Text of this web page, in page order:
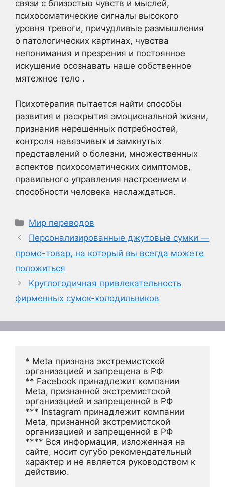
связи с близостью чувств и мыслей,
психосоматические сигналы высокого
уровня тревоги, причудливые размышления
о патологических картинах, чувства
непонимания и презрения и постоянное
искушение осознавать наше собственное
мятежное тело .
Психотерапия пытается найти способы
развития и раскрытия эмоциональной жизни,
признания нерешенных потребностей,
контроля навязчивых и замкнутых
представлений о болезни, множественных
аспектов психосоматических симптомов,
правильного управления настроением и
способности человека наслаждаться.
Рубрики
Мир переводов
Персонализированные джутовые сумки —
промо-товар, на который вы всегда можете
положиться
Круглогодичная привлекательность
фирменных сумок-холодильников
* Meta признана экстремистской
организацией и запрещена в РФ
** Facebook принадлежит компании
Meta, признанной экстремистской
организацией и запрещенной в РФ
*** Instagram принадлежит компании
Meta, признанной экстремистской
организацией и запрещенной в РФ
**** Вся информация, изложенная на
сайте, носит сугубо рекомендательный
характер и не является руководством к
действию.